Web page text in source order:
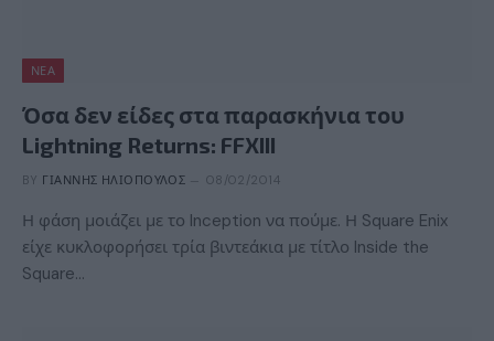
ΝΈΑ
Όσα δεν είδες στα παρασκήνια του
Lightning Returns: FFXIII
BY ΓΙΆΝΝΗΣ ΗΛΙΌΠΟΥΛΟΣ 08/02/2014
Η φάση μοιάζει με το Inception να πούμε. Η Square Enix
είχε κυκλοφορήσει τρία βιντεάκια με τίτλο Inside the
Square…